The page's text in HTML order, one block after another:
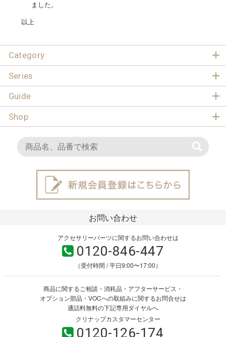
ました。
以上
Category
Series
Guide
Shop
お問い合わせ
アクセサリーパーツに関するお問い合わせは
0120-846-447
（受付時間 / 平日9:00〜17:00）
商品に関するご相談・消耗品・アフターサービス・
オプション部品・VOCへの取組みに関するお問合せは
通話料無料の下記専用ダイヤルへ
クリナップカスタマーセンター
0120-126-174